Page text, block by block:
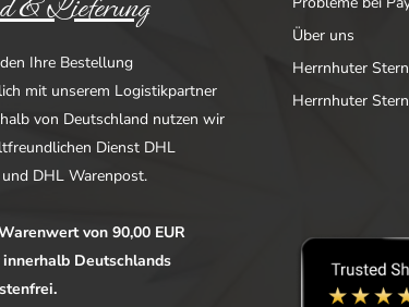
Über uns
Herrnhuter
Herrnhuter
Ihre Bestellung
mit unserem Logistikpartner
von Deutschland nutzen wir
Dienst DHL
und DHL Warenpost.
von 90,00 EUR
Deutschlands